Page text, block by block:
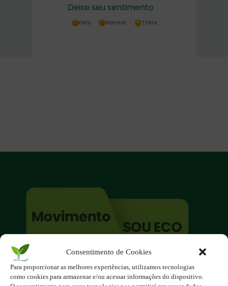
Consentimento de Cookies
Para proporcionar as melhores experiências, utilizamos tecnologias
como cookies para armazenar e/ou acessar informações do dispositivo.
Deixe seu sentimento
Feliz Normal Triste
O site é um movimento ambientalista!
Participe você também!